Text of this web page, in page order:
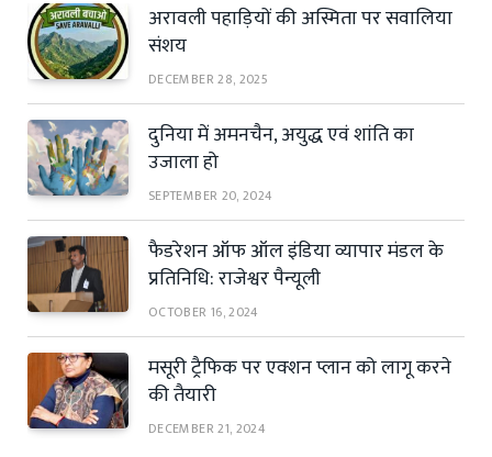
अरावली पहाड़ियों की अस्मिता पर सवालिया
संशय
DECEMBER 28, 2025
दुनिया में अमनचैन, अयुद्ध एवं शांति का
उजाला हो
SEPTEMBER 20, 2024
फैडरेशन ऑफ ऑल इंडिया व्यापार मंडल के
प्रतिनिधि: राजेश्वर पैन्यूली
OCTOBER 16, 2024
मसूरी ट्रैफिक पर एक्शन प्लान को लागू करने
की तैयारी
DECEMBER 21, 2024